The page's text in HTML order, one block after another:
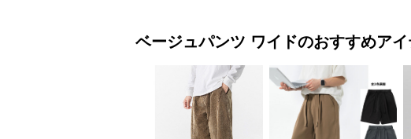
ベージュパンツ ワイドのおすすめアイ